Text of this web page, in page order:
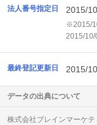
法人番号指定日 2015/
※2015/
2015/10/
最終登記更新日 2015/
データの出典について
株式会社ブレインマーケテ